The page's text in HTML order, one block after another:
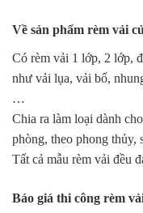
Về sản phẩm rèm vải
Có rèm vải 1 lớp, 2 lớp,
như vải lụa, vải bố,
…
Chia ra làm loại dành
phòng, theo phong
Tất cả mẫu rèm vải đều
Báo giá thi công rèm